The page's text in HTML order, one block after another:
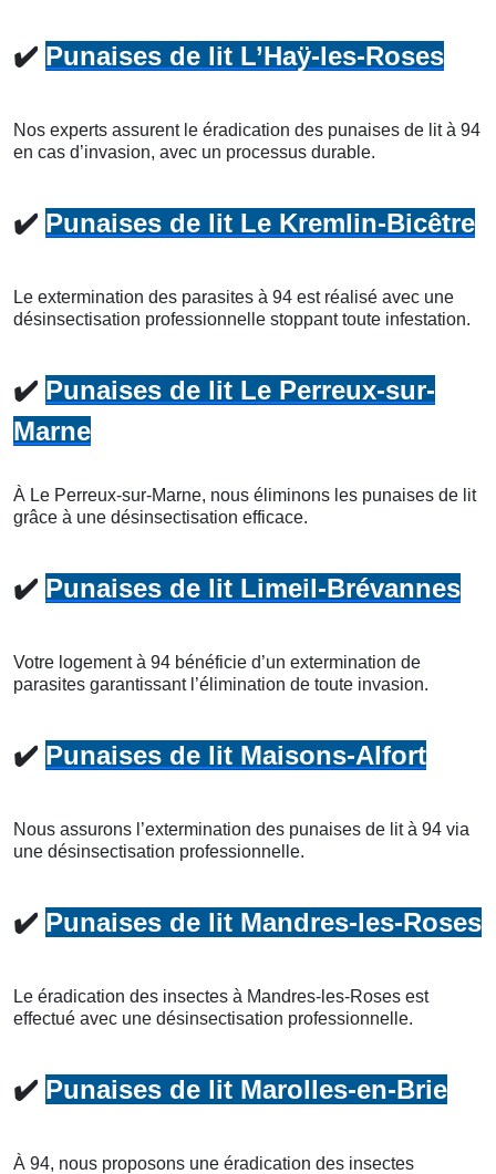
✔️ Punaises de lit L’Haÿ-les-Roses
Nos experts assurent le éradication des punaises de lit à 94
en cas d’invasion, avec un processus durable.
✔️ Punaises de lit Le Kremlin-Bicêtre
Le extermination des parasites à 94 est réalisé avec une
désinsectisation professionnelle stoppant toute infestation.
✔️ Punaises de lit Le Perreux-sur-
Marne
À Le Perreux-sur-Marne, nous éliminons les punaises de lit
grâce à une désinsectisation efficace.
✔️ Punaises de lit Limeil-Brévannes
Votre logement à 94 bénéficie d’un extermination de
parasites garantissant l’élimination de toute invasion.
✔️ Punaises de lit Maisons-Alfort
Nous assurons l’extermination des punaises de lit à 94 via
une désinsectisation professionnelle.
✔️ Punaises de lit Mandres-les-Roses
Le éradication des insectes à Mandres-les-Roses est
effectué avec une désinsectisation professionnelle.
✔️ Punaises de lit Marolles-en-Brie
À 94, nous proposons une éradication des insectes